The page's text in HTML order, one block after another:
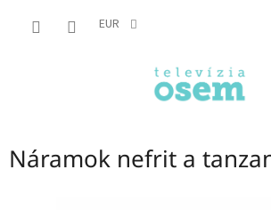
EUR
Náramok nefrit a